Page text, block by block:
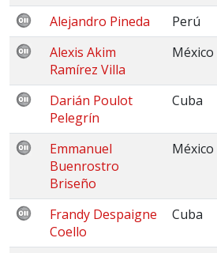
Alejandro Pineda Perú
Alexis Akim
Ramírez Villa
México
Darián Poulot
Pelegrín
Cuba
Emmanuel
Buenrostro
Briseño
México
Frandy Despaigne
Coello
Cuba